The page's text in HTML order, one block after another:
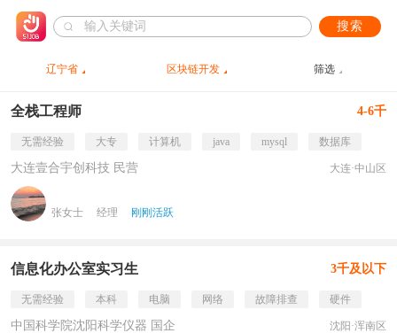
搜索
辽宁省 区块链开发 筛选
全栈工程师 4-6千
无需经验 大专 计算机 java mysql 数据库
大连壹合宇创科技 民营 大连·中山区
张女士 经理 刚刚活跃
信息化办公室实习生 3千及以下
无需经验 本科 电脑 网络 故障排查 硬件
中国科学院沈阳科学仪器 国企 沈阳·浑南区